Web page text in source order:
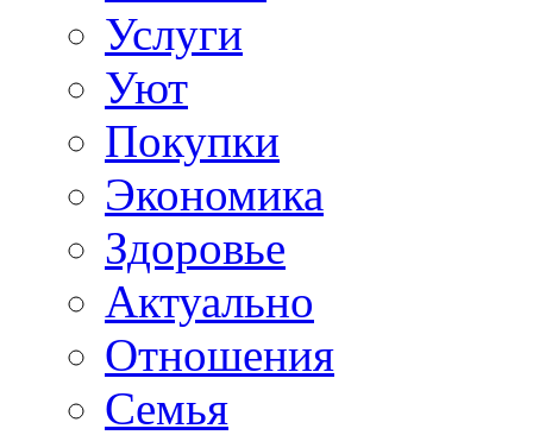
Услуги
Уют
Покупки
Экономика
Здоровье
Актуально
Отношения
Семья